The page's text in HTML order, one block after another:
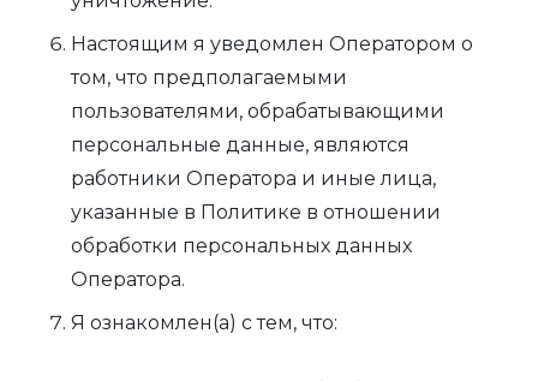
Настоящим я уведомлен Оператором о
том, что предполагаемыми
пользователями, обрабатывающими
персональные данные, являются
работники Оператора и иные лица,
указанные в Политике в отношении
обработки персональных данных
Оператора.
Я ознакомлен(а) с тем, что: